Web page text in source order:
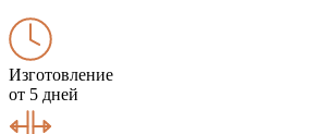
Изготовление
от 5 дней